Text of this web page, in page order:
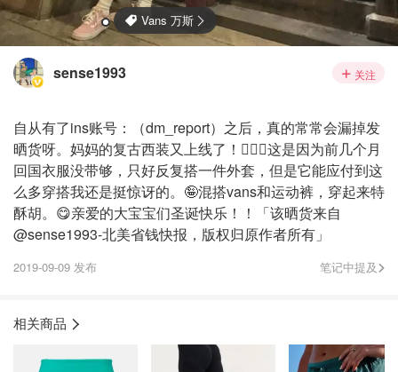
sense1993 关注
自从有了ins账号：（dm_report）之后，真的常常会漏掉发
晒货呀。妈妈的复古西装又上线了！🧙🏻‍♀️这是因为前几个月
回国衣服没带够，只好反复搭一件外套，但是它能应付到这
么多穿搭我还是挺惊讶的。🤪混搭vans和运动裤，穿起来特
酥胡。😋亲爱的大宝宝们圣诞快乐！！「该晒货来自
@sense1993-北美省钱快报，版权归原作者所有」
2019-09-09 发布 笔记中提及
相关商品